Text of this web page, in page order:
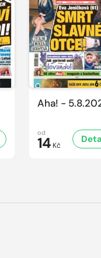
Aha! -
od
14 Kč